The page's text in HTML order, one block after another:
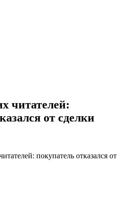
читателей:
от сделки
покупатель отказался от